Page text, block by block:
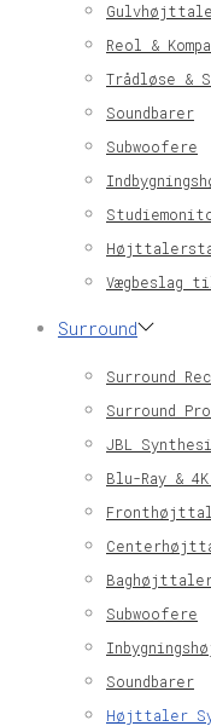
Reol &
Trådløse &
Soundbarer
Subwoofere
Vægbeslag
Surround
Surround
Surround
JBL
Blu-Ray &
Subwoofere
Soundbarer
Højttaler